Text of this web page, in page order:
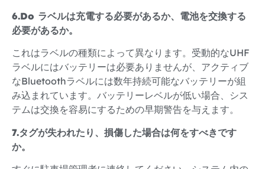
6.Do ラベルは充電する必要があるか、電池を交換する
必要があるか。
これはラベルの種類によって異なります。受動的なUHF
ラベルにはバッテリーは必要ありませんが、アクティブ
なBluetoothラベルには数年持続可能なバッテリーが組
み込まれています。バッテリーレベルが低い場合、シス
テムは交換を容易にするための早期警告を与えます。
7.タグが失われたり、損傷した場合は何をすべきです
か。